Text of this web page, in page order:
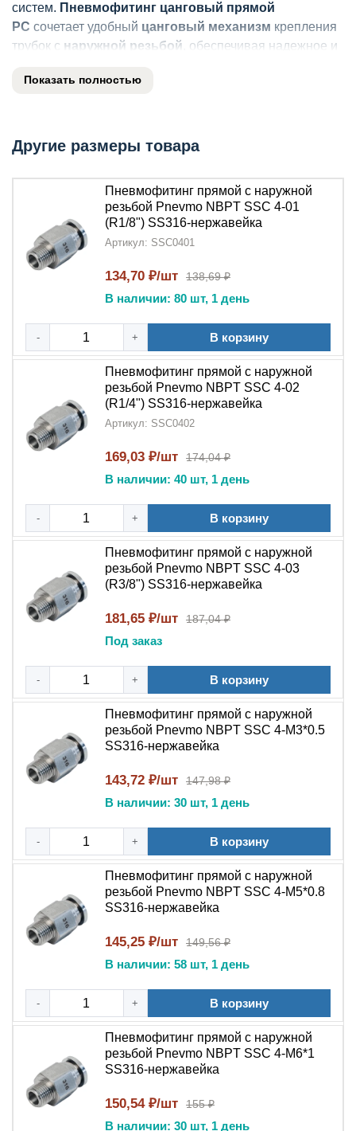
систем. Пневмофитинг цанговый прямой
PC сочетает удобный цанговый механизм крепления
трубок с наружной резьбой , обеспечивая надежное и
из нержавеющей стали SS316
Ключевые преимущества:
Надежное соединение:Пневмофитинг
цанговый прямойобеспечивает идеальную
герметизацию благодаряцанговому
механизмуинаружной резьбе
Коррозионная стойкость:Нержавеющая сталь
гарантирует защиту от ржавчины и
Быстрый монтаж Цанговая система
устанавливать трубки без специальных
инструментов
Долговечность
Продукция
стали
сохраняет свойства при экстремальных
температурах
Гигиеничность: Идеален для пищевой,
фармацевтической и химической
промышленности
Области применения:
Пневмофитинг цанговый прямой с наружной
резьбой NBPT PC SS316применяется:
В промышленных пневматических системах
высокого давления
В компрессорном оборудовании и
пневмоавтоматике
В пищевом и фармацевтическом производстве
В химической и нефтегазовой промышленности
В системах с особыми требованиями к чистоте
5 причин выбрать PC SS316:
Качество бренда NBPT— гарантия надежности
Премиальный материал:нержавеющая сталь
SS316
Удобство цангового соединения
Универсальность благодарянаружной резьбе
Соответствие международным
стандартамкачества
Пневмофитинг цанговый прямой с наружной
резьбой NBPT PC SS316— это профессиональное
Показать полностью
Другие размеры товара
Пневмофитинг прямой с наружной
резьбой Pnevmo NBPT SSC 4-01
(R1/8") SS316-нержавейка
Артикул: SSC0401
134,70 ₽/шт 138,69 ₽
В наличии: 80 шт, 1 день
- + В корзину
Пневмофитинг прямой с наружной
резьбой Pnevmo NBPT SSC 4-02
(R1/4") SS316-нержавейка
Артикул: SSC0402
169,03 ₽/шт 174,04 ₽
В наличии: 40 шт, 1 день
- + В корзину
Пневмофитинг прямой с наружной
резьбой Pnevmo NBPT SSC 4-03
(R3/8") SS316-нержавейка
181,65 ₽/шт 187,04 ₽
Под заказ
- + В корзину
Пневмофитинг прямой с наружной
резьбой Pnevmo NBPT SSC 4-М3*0.5
SS316-нержавейка
143,72 ₽/шт 147,98 ₽
В наличии: 30 шт, 1 день
- + В корзину
Пневмофитинг прямой с наружной
резьбой Pnevmo NBPT SSC 4-М5*0.8
SS316-нержавейка
145,25 ₽/шт 149,56 ₽
В наличии: 58 шт, 1 день
- + В корзину
Пневмофитинг прямой с наружной
резьбой Pnevmo NBPT SSC 4-М6*1
SS316-нержавейка
150,54 ₽/шт 155 ₽
В наличии: 30 шт, 1 день